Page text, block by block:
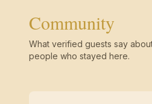
Community
What verified guests say
people who stayed here.